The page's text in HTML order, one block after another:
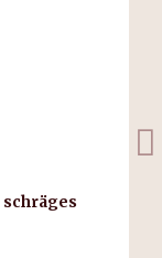
schräges